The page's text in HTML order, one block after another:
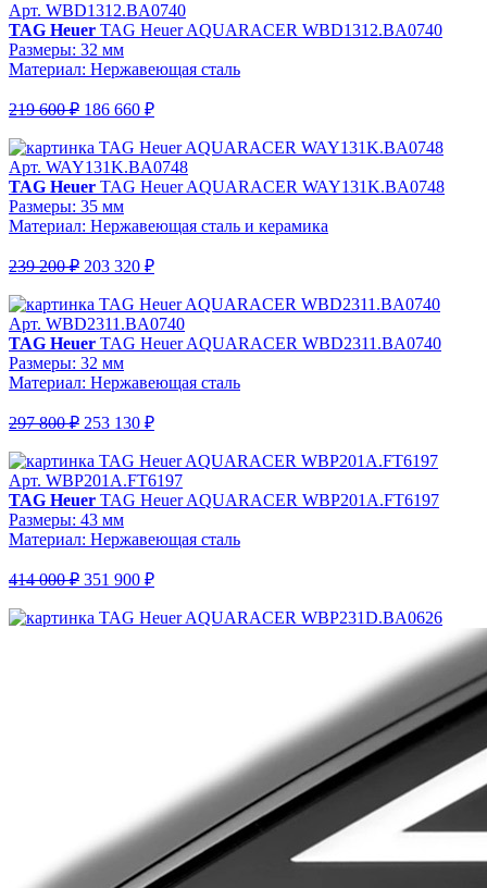
Арт. WBD1312.BA0740
TAG Heuer TAG Heuer AQUARACER WBD1312.BA0740
Размеры: 32 мм
Материал: Нержавеющая сталь
219 600 ₽ 186 660 ₽
Арт. WAY131K.BA0748
TAG Heuer TAG Heuer AQUARACER WAY131K.BA0748
Размеры: 35 мм
Материал: Нержавеющая сталь и керамика
239 200 ₽ 203 320 ₽
Арт. WBD2311.BA0740
TAG Heuer TAG Heuer AQUARACER WBD2311.BA0740
Размеры: 32 мм
Материал: Нержавеющая сталь
297 800 ₽ 253 130 ₽
Арт. WBP201A.FT6197
TAG Heuer TAG Heuer AQUARACER WBP201A.FT6197
Размеры: 43 мм
Материал: Нержавеющая сталь
414 000 ₽ 351 900 ₽